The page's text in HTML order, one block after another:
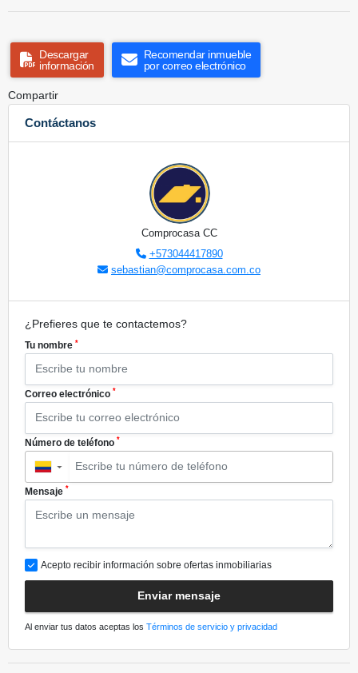
Descargar
información
Recomendar inmueble
por correo electrónico
Compartir
Contáctanos
Comprocasa CC
+573044417890
sebastian@comprocasa.com.co
¿Prefieres que te contactemos?
Tu nombre *
Correo electrónico *
Número de teléfono *
▼
Mensaje *
Acepto recibir información sobre ofertas inmobiliarias
Enviar mensaje
Al enviar tus datos aceptas los Términos de servicio y privacidad